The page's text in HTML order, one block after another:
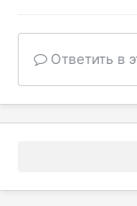
Ответить в